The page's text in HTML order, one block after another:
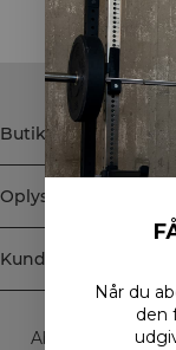
Butik
Oplysninger
Kundeservice
Abonner på
Når du
den